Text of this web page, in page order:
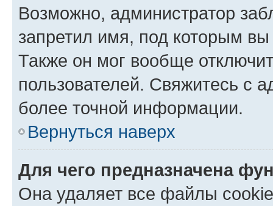
Возможно, администратор
запретил имя, под которым вы
Также он мог вообще
пользователей. Свяжитесь с
более точной информации.
Вернуться наверх
Для чего предназначена
Она удаляет все файлы